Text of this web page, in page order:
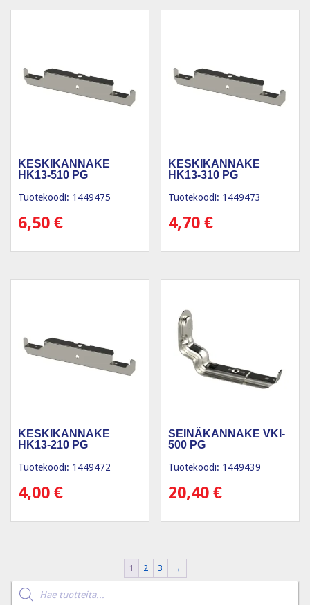
KESKIKANNAKE
HK13-510 PG
Tuotekoodi: 1449475
6,50 €
KESKIKANNAKE
HK13-310 PG
Tuotekoodi: 1449473
4,70€
KESKIKANNAKE
HK13-210 PG
Tuotekoodi: 1449472
4,00 €
SEINÄKANNAKE VKI-
500 PG
Tuotekoodi: 1449439
20,40€
1 2 3
→
Products
search